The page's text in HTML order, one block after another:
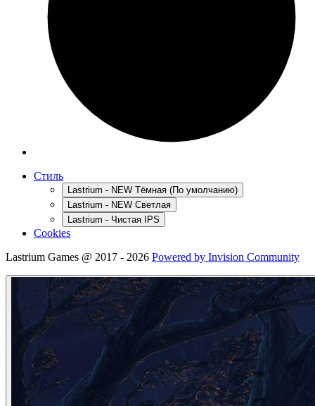
Стиль
Lastrium - NEW Тёмная (По умолчанию)
Lastrium - NEW Светлая
Lastrium - Чистая IPS
Cookies
Lastrium Games @ 2017 - 2026 Powered by Invision Community